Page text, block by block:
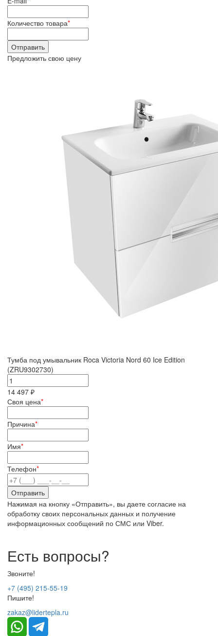
Количество товара*
Предложить свою цену
Тумба под умывальник Roca Victoria Nord 60 Ice Edition
(ZRU9302730)
14 497 ₽
Своя цена*
Причина*
Имя*
Телефон*
Нажимая на кнопку «Отправить», вы даете согласие на
обработку своих персональных данных и получение
информационных сообщений по СМС или Viber.
Есть вопросы?
Звоните!
+7 (495) 215-55-19
Пишите!
zakaz@lidertepla.ru